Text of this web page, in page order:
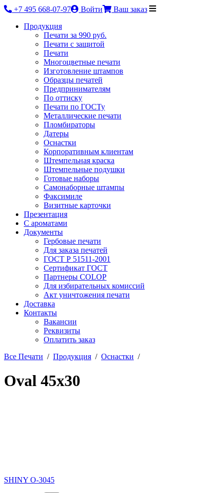
+7 495 668-07-97 Войти
Ваш заказ
Продукция
Печати за 990 руб.
Печати с защитой
Печати
Многоцветные печати
Изготовление штампов
Образцы печатей
Предпринимателям
По оттиску
Печати по ГОСТу
Металлические печати
Пломбираторы
Датеры
Оснастки
Корпоративным клиентам
Штемпельная краска
Штемпельные подушки
Готовые наборы
Самонаборные штампы
Факсимиле
Визитные карточки
Презентация
С ароматами
Документы
Гербовые печати
Для заказа печатей
ГОСТ Р 51511-2001
Сертификат ГОСТ
Партнеры COLOP
Для избирательных комиссий
Акт уничтожения печати
Доставка
Контакты
Вакансии
Реквизиты
Оплатить заказ
Все Печати / Продукция / Оснастки /
Oval 45x30
SHINY O-3045